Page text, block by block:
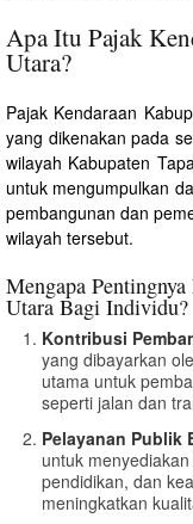
Apa Itu Pajak
Utara?
Pajak Kendaraan
yang dikenakan pada
wilayah Kabupaten
untuk mengumpulkan
pembangunan dan
wilayah tersebut.
Mengapa
Utara Bagi Individu?
Kontribusi
yang dibayarkan
utama untuk
seperti jalan dan
Pelayanan Publik
untuk
pendidikan, dan
meningkatkan